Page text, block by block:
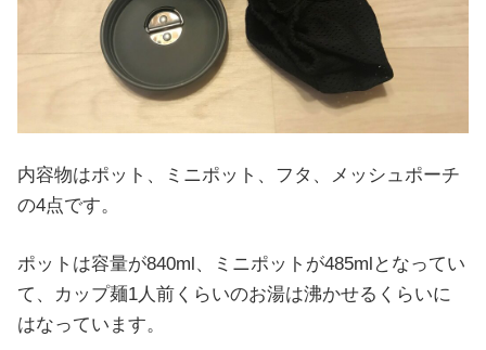
内容物はポット、ミニポット、フタ、メッシュポーチ
の4点です。
ポットは容量が840ml、ミニポットが485mlとなってい
て、カップ麺1人前くらいのお湯は沸かせるくらいに
はなっています。